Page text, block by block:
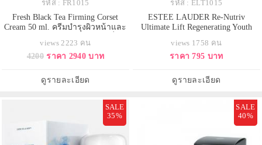
รหัส : FR1015
Fresh Black Tea Firming Corset
Cream 50 ml. ครีมบำรุงผิวหน้าและ
กระชับ ไร้ริ้วรอยแห่งวัย ด้วยส่วน
ผสมของชาดำเข้มข้น ที่อุดมด้วย
เบอรี่ ที่ช่วยกระตุ้นการผลิตคอลลา
เจนและอีลาสติน
views 2223 คน
4200 ราคา 2940 บาท
ดูรายละเอียด
รหัส : ELT1015
ESTEE LAUDER Re-Nutriv
Ultimate Lift Regenerating Youth
บำรุงผิวหน้าสูตรใหม่ที่มอบผิวที่แลดู
อ่อนเยาว์ ผิวดูสุขภาพดีขึ้น มอบผิวที่
รับมือกับสัญญาณความร่วงโรยผิว
ให้ผิวได้รับการบำรุงและช
views 1758 คน
ราคา 795 บาท
ดูรายละเอียด
SALE
35%
SALE
40%